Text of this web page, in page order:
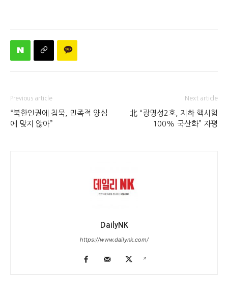
Previous article
“북한인권에 침묵, 민족적 양심
에 맞지 않아”
Next article
北 “광명성2호, 지하 핵시험
100% 국산화” 자평
DailyNK
https://www.dailynk.com/